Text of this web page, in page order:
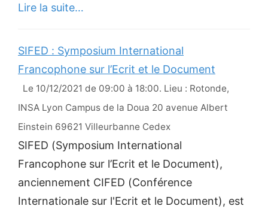
Lire la suite…
SIFED : Symposium International
Francophone sur l’Ecrit et le Document
Le 10/12/2021 de 09:00 à 18:00. Lieu : Rotonde,
INSA Lyon Campus de la Doua 20 avenue Albert
Einstein 69621 Villeurbanne Cedex
SIFED (Symposium International
Francophone sur l’Ecrit et le Document),
anciennement CIFED (Conférence
Internationale sur l'Ecrit et le Document), est